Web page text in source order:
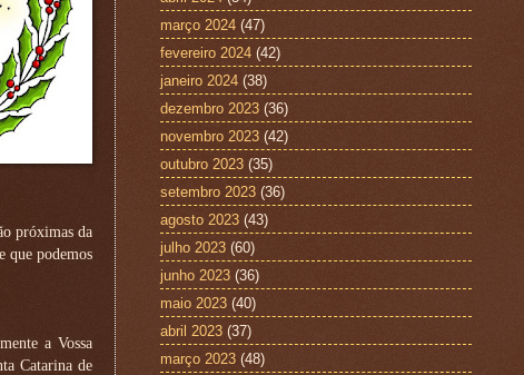
próximas da
que podemos
a Vossa
Catarina de
março 2024 (47)
fevereiro 2024 (42)
janeiro 2024 (38)
dezembro 2023 (36)
novembro 2023 (42)
outubro 2023 (35)
setembro 2023 (36)
agosto 2023 (43)
julho 2023 (60)
junho 2023 (36)
maio 2023 (40)
abril 2023 (37)
março 2023 (48)